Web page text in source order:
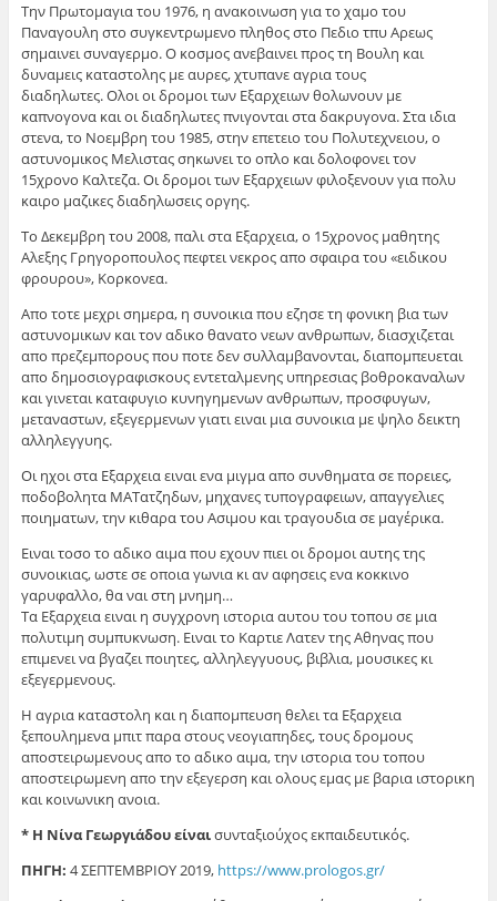
Την Πρωτομαγια του 1976, η ανακοινωση για το χαμο του
Παναγουλη στο συγκεντρωμενο πληθος στο Πεδιο τπυ Αρεως
σημαινει συναγερμο. Ο κοσμος ανεβαινει προς τη Βουλη και
δυναμεις καταστολης με αυρες, χτυπανε αγρια τους
διαδηλωτες. Ολοι οι δρομοι των Εξαρχειων θολωνουν με
καπνογονα και οι διαδηλωτες πνιγονται στα δακρυγονα. Στα ιδια
στενα, το Νοεμβρη του 1985, στην επετειο του Πολυτεχνειου, ο
αστυνομικος Μελιστας σηκωνει το οπλο και δολοφονει τον
15χρονο Καλτεζα. Οι δρομοι των Εξαρχειων φιλοξενουν για πολυ
καιρο μαζικες διαδηλωσεις οργης.
Το Δεκεμβρη του 2008, παλι στα Εξαρχεια, ο 15χρονος μαθητης
Αλεξης Γρηγοροπουλος πεφτει νεκρος απο σφαιρα του «ειδικου
φρουρου», Κορκονεα.
Απο τοτε μεχρι σημερα, η συνοικια που εζησε τη φονικη βια των
αστυνομικων και τον αδικο θανατο νεων ανθρωπων, διασχιζεται
απο πρεζεμπορους που ποτε δεν συλλαμβανονται, διαπομπευεται
απο δημοσιογραφισκους εντεταλμενης υπηρεσιας βοθροκαναλων
και γινεται καταφυγιο κυνηγημενων ανθρωπων, προσφυγων,
μεταναστων, εξεγερμενων γιατι ειναι μια συνοικια με ψηλο δεικτη
αλληλεγγυης.
Οι ηχοι στα Εξαρχεια ειναι ενα μιγμα απο συνθηματα σε πορειες,
ποδοβολητα ΜΑΤατζηδων, μηχανες τυπογραφειων, απαγγελιες
ποιηματων, την κιθαρα του Ασιμου και τραγουδια σε μαγέρικα.
Ειναι τοσο το αδικο αιμα που εχουν πιει οι δρομοι αυτης της
συνοικιας, ωστε σε οποια γωνια κι αν αφησεις ενα κοκκινο
γαρυφαλλο, θα ναι στη μνημη…
Τα Εξαρχεια ειναι η συγχρονη ιστορια αυτου του τοπου σε μια
πολυτιμη συμπυκνωση. Ειναι το Καρτιε Λατεν της Αθηνας που
επιμενει να βγαζει ποιητες, αλληλεγγυους, βιβλια, μουσικες κι
εξεγερμενους.
Η αγρια καταστολη και η διαπομπευση θελει τα Εξαρχεια
ξεπουλημενα μπιτ παρα στους νεογιαπηδες, τους δρομους
αποστειρωμενους απο το αδικο αιμα, την ιστορια του τοπου
αποστειρωμενη απο την εξεγερση και ολους εμας με βαρια ιστορικη
και κοινωνικη ανοια.
* Η Νίνα Γεωργιάδου είναισυνταξιούχος εκπαιδευτικός.
ΠΗΓΗ: 4 ΣΕΠΤΕΜΒΡΙΟΥ 2019, https://www.prologos.gr/